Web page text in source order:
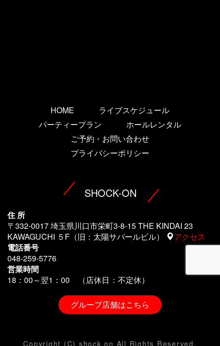
HOME
ライブスケジュール
パーティープラン
ホールレンタル
ご予約・お問い合わせ
プライバシーポリシー
SHOCK-ON
住 所
〒332-0017 埼玉県川口市栄町3-8-15 THE KINDAI 23
KAWAGUCHI ５F（旧：太陽サパールビル）
アクセス
電話番号
048-259-5776
営業時間
18：00～翌1 ：00 （店休日：不定休）
グループ店舗はこちら
Copyright (C) shock on All Rights Reserved.